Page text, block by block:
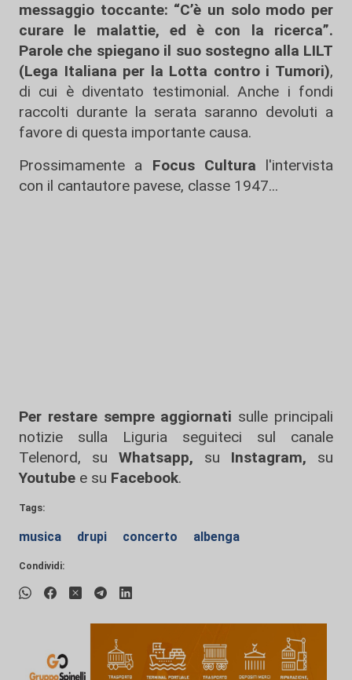
messaggio toccante: “C’è un solo modo per
curare le malattie, ed è con la ricerca”.
Parole che spiegano il suo sostegno alla LILT
(Lega Italiana per la Lotta contro i Tumori),
di cui è diventato testimonial. Anche i fondi
raccolti durante la serata saranno devoluti a
favore di questa importante causa.
Prossimamente a Focus Cultura l'intervista
con il cantautore pavese, classe 1947...
Per restare sempre aggiornati sulle principali
notizie sulla Liguria seguiteci sul canale
Telenord, su
Whatsapp, su Instagram, su
Youtube e su Facebook.
Tags:
musica drupi concerto albenga
Condividi: